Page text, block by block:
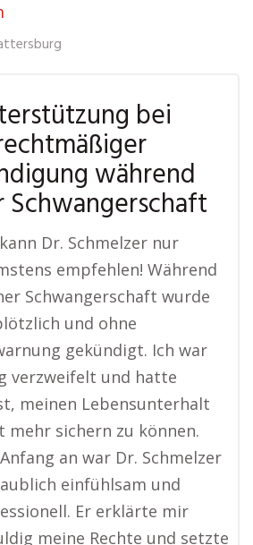
bei
während
Schwangerschaft
Dr. Schmelzer nur
empfehlen! Während
Schwangerschaft wurde
und ohne
gekündigt. Ich war
verzweifelt und hatte
meinen Lebensunterhalt
mehr sichern zu können.
an war Dr. Schmelzer
einfühlsam und
Er erklärte mir
meine Rechte und setzte